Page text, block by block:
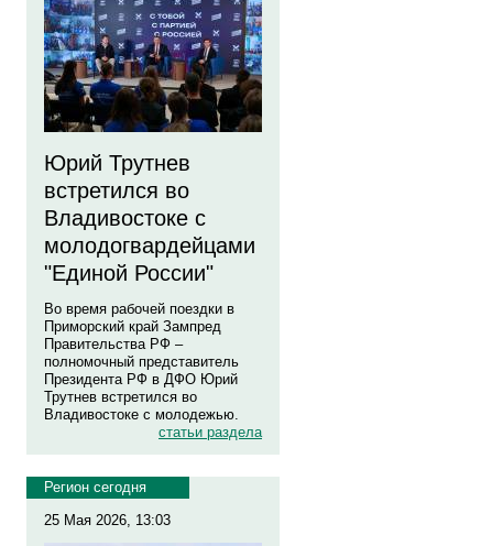
Юрий Трутнев
встретился во
Владивостоке с
молодогвардейцами
"Единой России"
Во время рабочей поездки в
Приморский край Зампред
Правительства РФ –
полномочный представитель
Президента РФ в ДФО Юрий
Трутнев встретился во
Владивостоке с молодежью.
статьи раздела
Регион сегодня
25 Мая 2026, 13:03